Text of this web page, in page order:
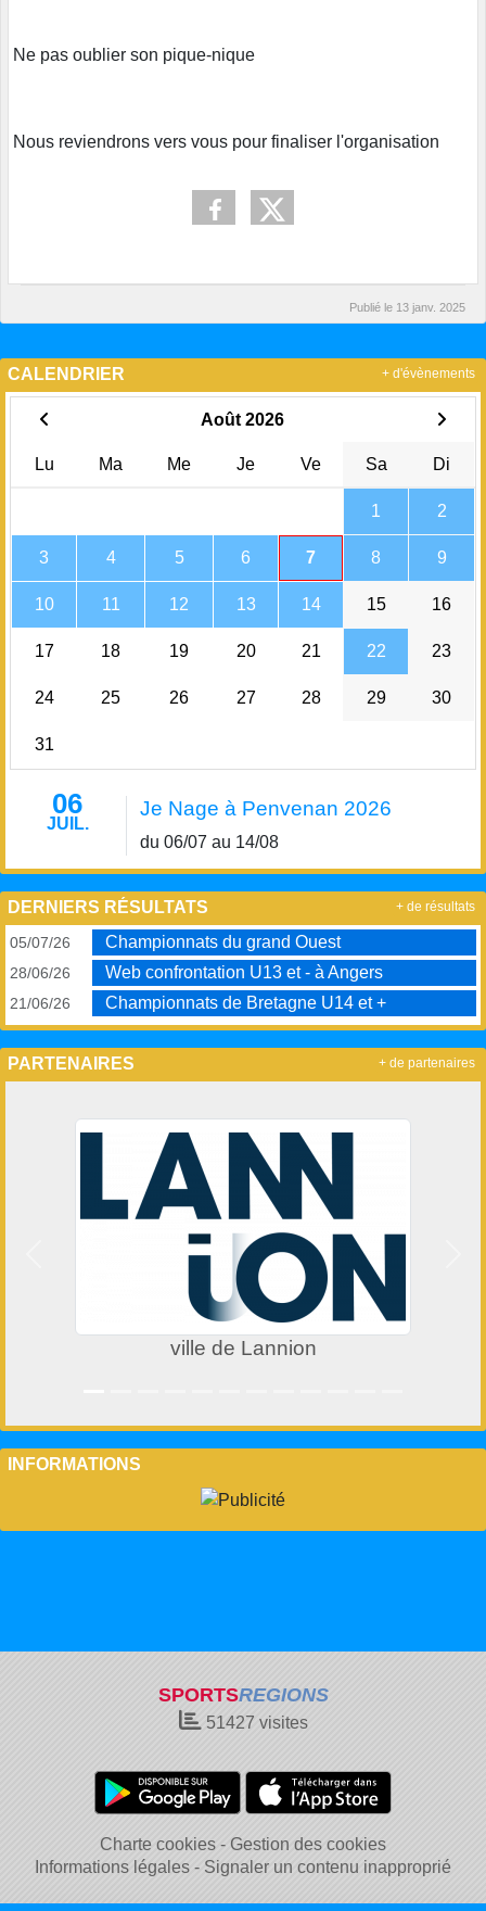
Ne pas oublier son pique-nique
Nous reviendrons vers vous pour finaliser l'organisation
Publié le 13 janv. 2025
CALENDRIER
Août 2026
Lu Ma Me Je Ve Sa Di
1 2
3 4 5 6 7 8 9
10 11 12 13 14 15 16
17 18 19 20 21 22 23
24 25 26 27 28 29 30
31
06
JUIL.
Je Nage à Penvenan 2026
du 06/07 au 14/08
+ d'évènements
DERNIERS RÉSULTATS
05/07/26 Championnats du grand Ouest
28/06/26 Web confrontation U13 et - à Angers
21/06/26 Championnats de Bretagne U14 et +
+ de résultats
PARTENAIRES
ville de Lannion
+ de partenaires
INFORMATIONS
SPORTSREGIONS
51427 visites
Charte cookies
Gestion des cookies
Informations légales
Signaler un contenu inapproprié